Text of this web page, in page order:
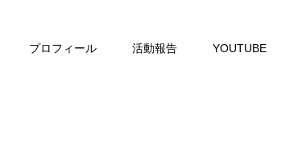
プロフィール 活動報告 YOUTUBE